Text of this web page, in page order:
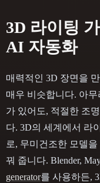
3D 라이팅
AI 자동화
매력적인 3D 장면을
매우 비슷합니다. 아
가 있어도, 적절한 조
다. 3D의 세계에서 라
로, 무미건조한 모델
꿔 줍니다. Blender,
generator를 사용하든,